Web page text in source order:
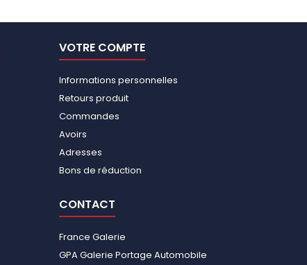
VOTRE COMPTE
Informations personnelles
Retours produit
Commandes
Avoirs
Adresses
Bons de réduction
CONTACT
France Galerie
GPA Galerie Portage Automobile